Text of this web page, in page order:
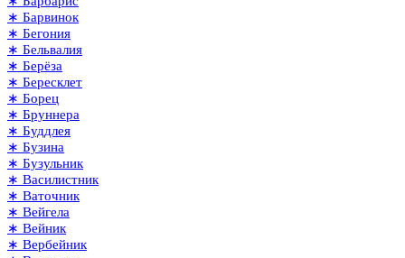
∗ Барвинок
∗ Бегония
∗ Бельвалия
∗ Берёза
∗ Бересклет
∗ Борец
∗ Бруннера
∗ Буддлея
∗ Бузина
∗ Бузульник
∗ Василистник
∗ Ваточник
∗ Вейгела
∗ Вейник
∗ Вербейник